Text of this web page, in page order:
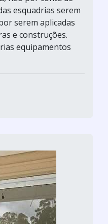
esquadrias serem
serem aplicadas
e construções.
equipamentos